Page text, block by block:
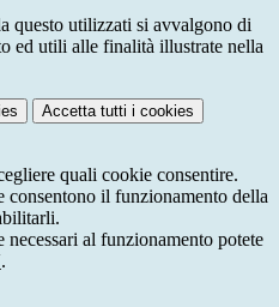
questo utilizzati si avvalgono di
ed utili alle finalità illustrate nella
Accetta tutti i cookies
quali cookie consentire.
consentono il funzionamento della
al funzionamento potete
.